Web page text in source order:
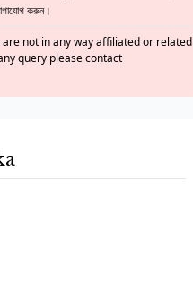
করুন।
not in any way affiliated or related
query please contact